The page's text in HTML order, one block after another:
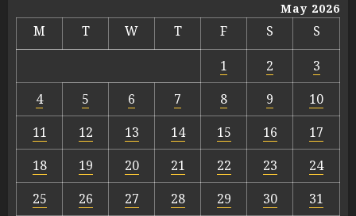
May 2026
M T W T F S
S
1
2
3
4
5 6 7 8 9
10
11
12 13 14 15 16
17
18
19 20 21 22 23
24
25
26 27 28 29 30 31